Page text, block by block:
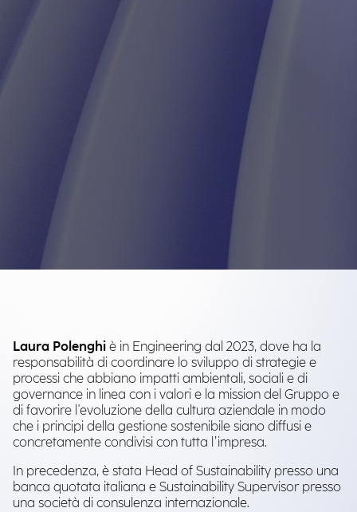
Laura Polenghi è in Engineering dal 2023, dove ha la
responsabilità di coordinare lo sviluppo di strategie e
processi che abbiano impatti ambientali, sociali e di
governance in linea con i valori e la mission del Gruppo e
di favorire l'evoluzione della cultura aziendale in modo
che i principi della gestione sostenibile siano diffusi e
concretamente condivisi con tutta l’impresa.
In precedenza, è stata Head of Sustainability presso una
banca quotata italiana e Sustainability Supervisor presso
una società di consulenza internazionale.